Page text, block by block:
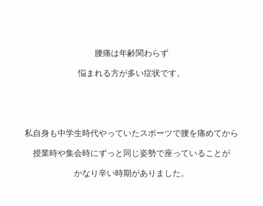
腰痛は年齢関わらず
悩まれる方が多い症状です。
私自身も中学生時代やっていたスポーツで腰を痛めてから
授業時や集会時にずっと同じ姿勢で座っていることが
かなり辛い時期がありました。